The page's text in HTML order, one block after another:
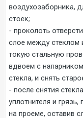
воздухозаборника,
стоек;
- проколоть
слое между стеклом
токую стальную
вдвоем с
стекла, и снять
- после снятия
уплотнителя и
на проеме, оставив